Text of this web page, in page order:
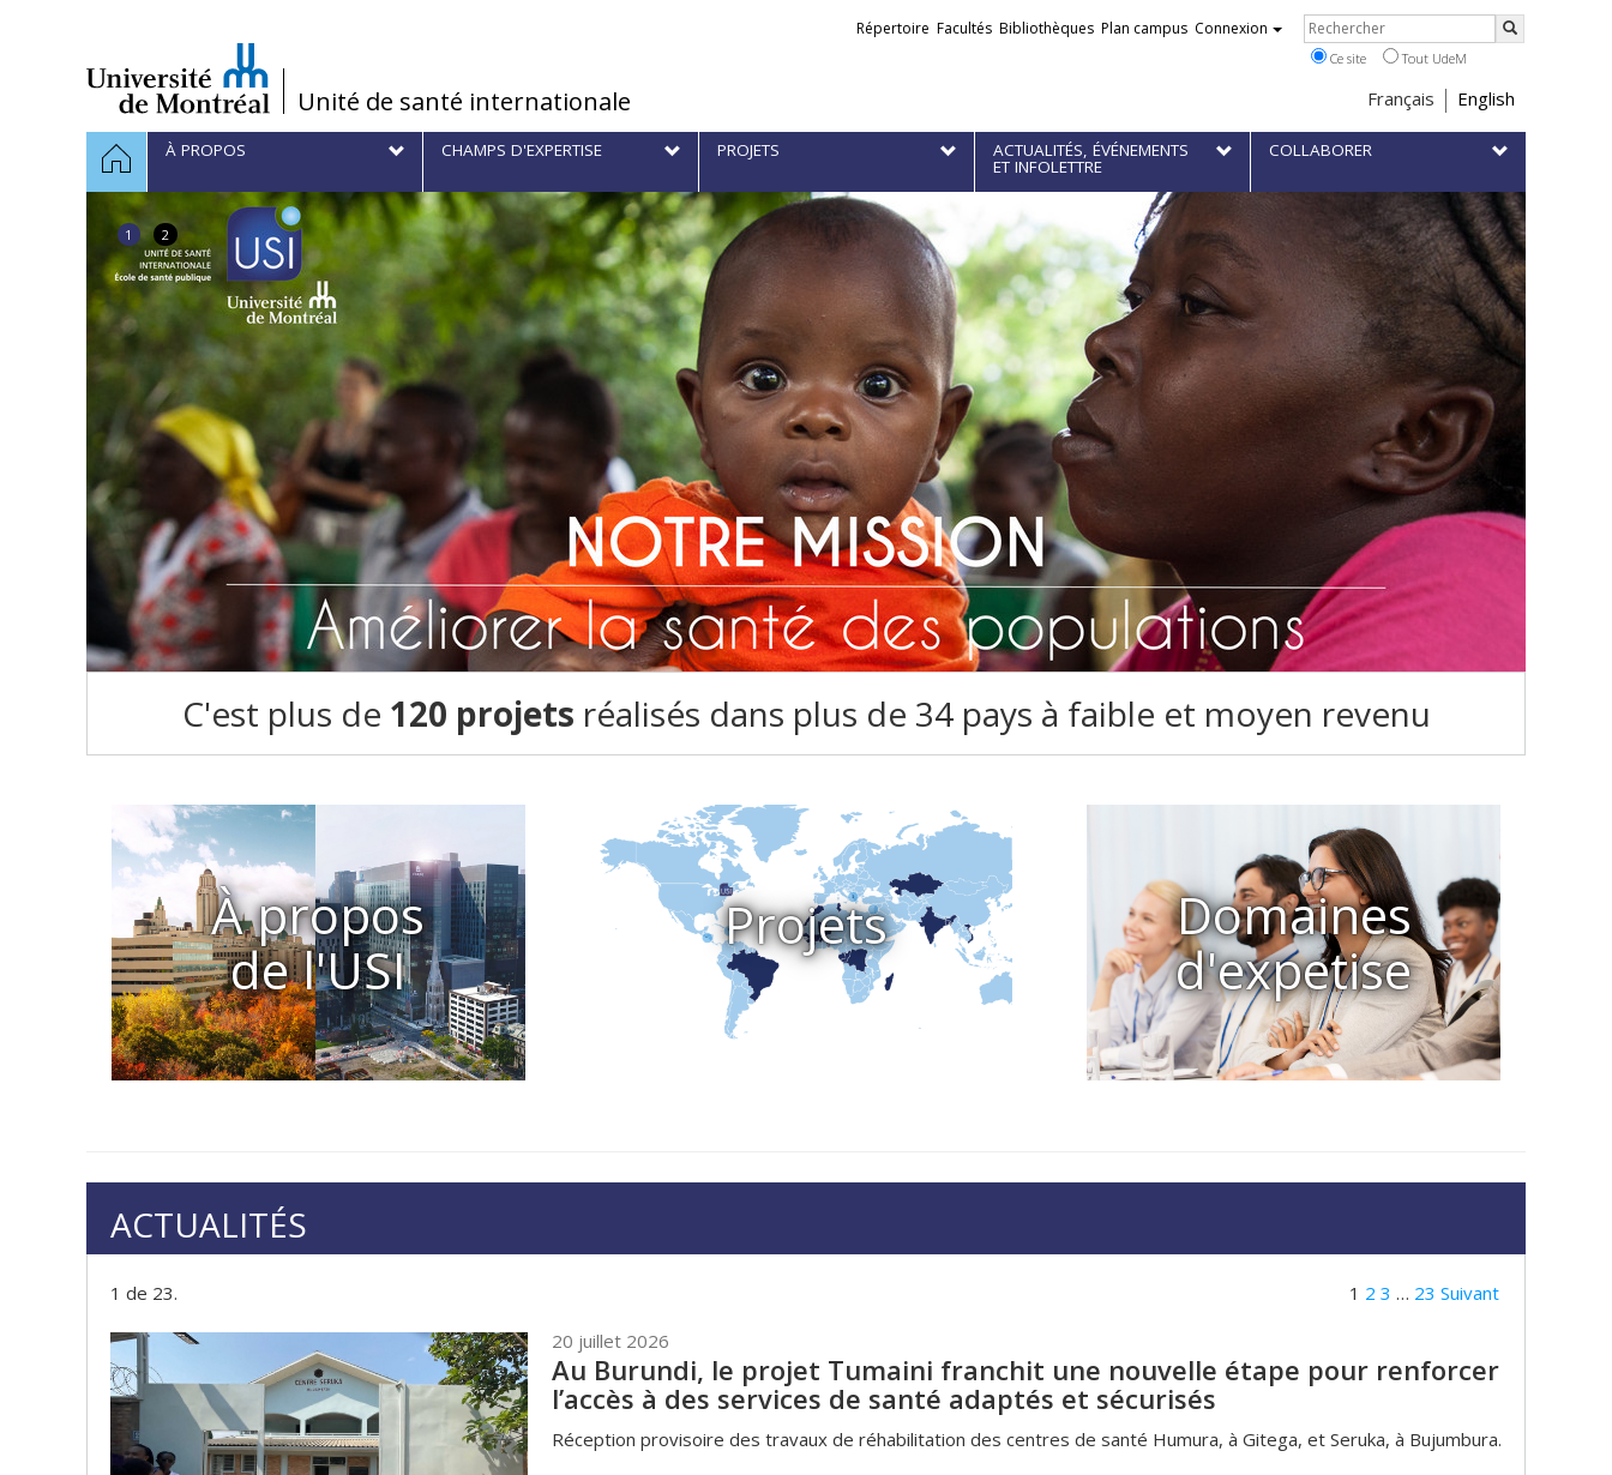
/Unité de santé internationale Choix
de
la
langue
Français English
Liens
Répertoire Facultés Bibliothèques Plan campus Connexion Rechercher
Ce site Tout UdeM
Navigation
principale
ACCUEILÀ PROPOS CHAMPS D'EXPERTISE PROJETS ACTUALITÉS, ÉVÉNEMENTS
ET INFOLETTRE
COLLABORER
1 2
C'est plus de 120 projets réalisés dans plus de 34 pays à faible et moyen revenu
À propos
de l'USI
Projets
Domaines
d'expetise
ACTUALITÉS
1 de 23. 1 2 3 … 23 Suivant
20 juillet 2026
Au Burundi, le projet Tumaini franchit une nouvelle étape pour renforcer
l’accès à des services de santé adaptés et sécurisés
Réception provisoire des travaux de réhabilitation des centres de santé Humura, à Gitega, et Seruka, à Bujumbura.